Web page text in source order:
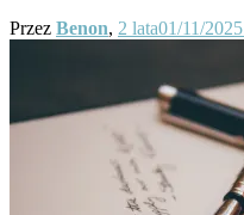
Przez Benon, 2 lata01/11/2025